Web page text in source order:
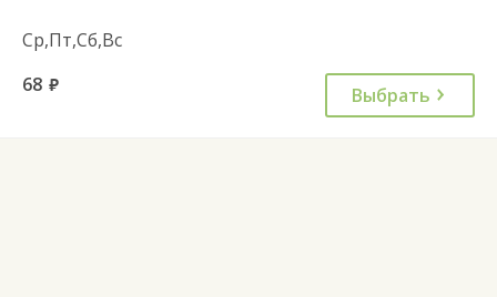
Ср,Пт,Сб,Вс
68 руб. Выбрать